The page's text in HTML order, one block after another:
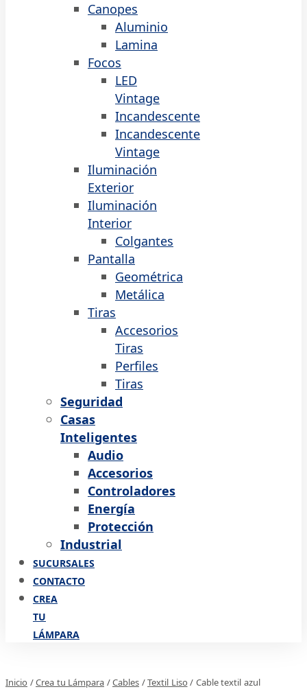
Canopes
Aluminio
Lamina
Focos
LED
Vintage
Incandescente
Incandescente
Vintage
Iluminación
Exterior
Iluminación
Interior
Colgantes
Pantalla
Geométrica
Metálica
Tiras
Accesorios
Tiras
Perfiles
Tiras
Seguridad
Casas
Inteligentes
Audio
Accesorios
Controladores
Energía
Protección
Industrial
SUCURSALES
CONTACTO
CREA
TU
LÁMPARA
Inicio /Crea tu Lámpara /Cables /Textil Liso / Cable textil azul